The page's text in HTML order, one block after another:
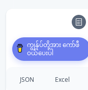
ကျွန်ုပ်တို့အား ကော်ဖီ
ဝယ်ပေးပါ
JSON Excel